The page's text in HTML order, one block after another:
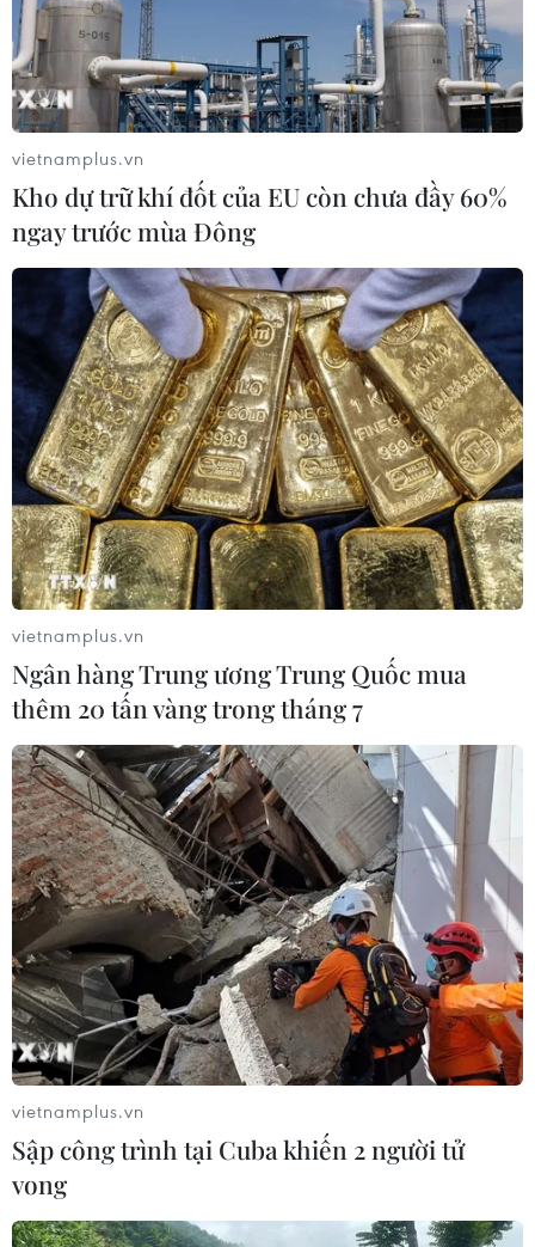
Kinh tế Ai Cập tăng trưởng 5,6% trong tài
khóa 2018-2019
09/11/2019 03:26
Theo Bộ trưởng El-Saeed, kinh tế Ai Cập còn ghi nhận
thêm một tín hiệu tích cực khác khi tỷ lệ thất nghiệp của
nước này đã giảm từ mức 13,4% trong năm 2013 xuống
còn 7,5% trong quý 2/2019.
vietnamplus.vn
Kho dự trữ khí đốt của EU còn chưa đầy 60%
ngay trước mùa Đông
vietnamplus.vn
Ngân hàng Trung ương Trung Quốc mua
thêm 20 tấn vàng trong tháng 7
vietnamplus.vn
Sập công trình tại Cuba khiến 2 người tử
vong